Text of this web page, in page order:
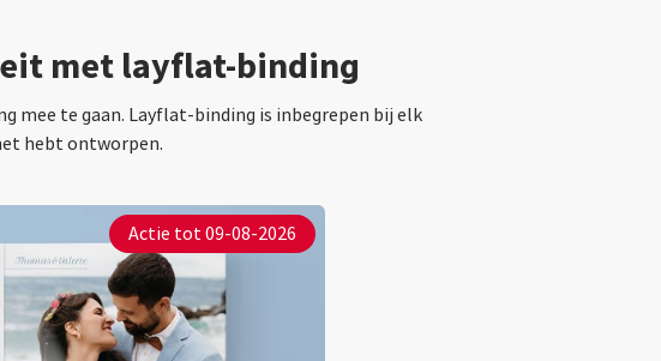
met layflat-binding
mee te gaan. Layflat-binding is inbegrepen bij elk
hebt ontworpen.
Actie tot 09-08-2026